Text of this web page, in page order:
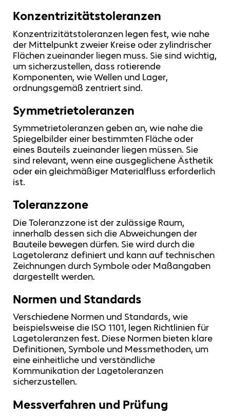
Konzentrizitätstoleranzen
Konzentrizitätstoleranzen legen fest, wie nahe
der Mittelpunkt zweier Kreise oder zylindrischer
Flächen zueinander liegen muss. Sie sind wichtig,
um sicherzustellen, dass rotierende
Komponenten, wie Wellen und Lager,
ordnungsgemäß zentriert sind.
Symmetrietoleranzen
Symmetrietoleranzen geben an, wie nahe die
Spiegelbilder einer bestimmten Fläche oder
eines Bauteils zueinander liegen müssen. Sie
sind relevant, wenn eine ausgeglichene Ästhetik
oder ein gleichmäßiger Materialfluss erforderlich
ist.
Toleranzzone
Die Toleranzzone ist der zulässige Raum,
innerhalb dessen sich die Abweichungen der
Bauteile bewegen dürfen. Sie wird durch die
Lagetoleranz definiert und kann auf technischen
Zeichnungen durch Symbole oder Maßangaben
dargestellt werden.
Normen und Standards
Verschiedene Normen und Standards, wie
beispielsweise die ISO 1101, legen Richtlinien für
Lagetoleranzen fest. Diese Normen bieten klare
Definitionen, Symbole und Messmethoden, um
eine einheitliche und verständliche
Kommunikation der Lagetoleranzen
sicherzustellen.
Messverfahren und Prüfung